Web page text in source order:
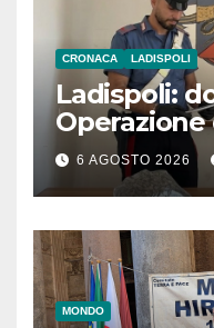
CRONACA LADISPOLI
Ladispoli:
Operazione
6 AGOSTO 2026
MONDO